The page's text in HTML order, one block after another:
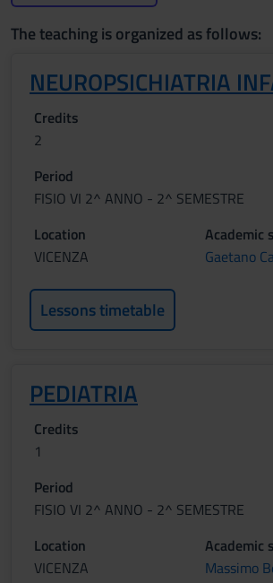
The teaching is organized as follows:
NEUROPSICHIATRIA
Credits
2
Period
FISIO VI 2^ ANNO - 2^ SEMESTRE
Location
VICENZA
Academic
Gaetano
Lessons timetable
PEDIATRIA
Credits
1
Period
FISIO VI 2^ ANNO - 2^ SEMESTRE
Location
VICENZA
Academic
Massimo